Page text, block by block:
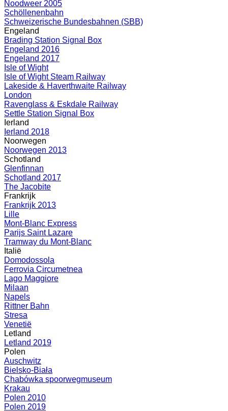
Noodweer 2005
Schöllenenbahn
Schweizerische Bundesbahnen (SBB)
Engeland
Brading Station Signal Box
Engeland 2016
Engeland 2017
Isle of Wight
Isle of Wight Steam Railway
Lakeside & Haverthwaite Railway
London
Ravenglass & Eskdale Railway
Settle Station Signal Box
Ierland
Ierland 2018
Noorwegen
Noorwegen 2013
Schotland
Glenfinnan
Schotland 2017
The Jacobite
Frankrijk
Frankrijk 2013
Lille
Mont-Blanc Express
Parijs Saint Lazare
Tramway du Mont-Blanc
Italië
Domodossola
Ferrovia Circumetnea
Lago Maggiore
Milaan
Napels
Rittner Bahn
Stresa
Venetië
Letland
Letland 2019
Polen
Auschwitz
Bielsko-Biała
Chabówka spoorwegmuseum
Krakau
Polen 2010
Polen 2019